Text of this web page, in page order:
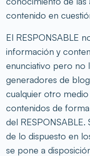
contenido en
El RESPONSABLE
información y
enunciativo pero no
generadores de
cualquier otro
contenidos de
del
de lo dispuesto en
se pone a